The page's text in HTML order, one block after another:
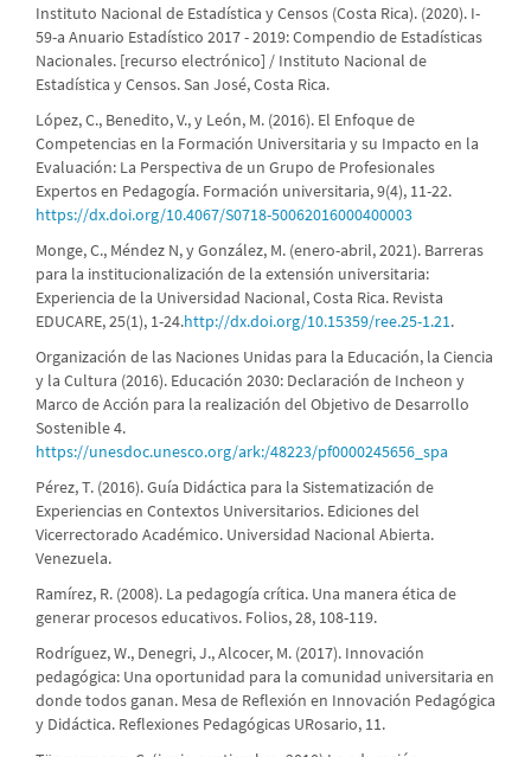
Instituto Nacional de Estadística y Censos (Costa Rica). (2020). I-
59-a Anuario Estadístico 2017 - 2019: Compendio de Estadísticas
Nacionales. [recurso electrónico] / Instituto Nacional de
Estadística y Censos. San José, Costa Rica.
López, C., Benedito, V., y León, M. (2016). El Enfoque de
Competencias en la Formación Universitaria y su Impacto en la
Evaluación: La Perspectiva de un Grupo de Profesionales
Expertos en Pedagogía. Formación universitaria, 9(4), 11-22.
https://dx.doi.org/10.4067/S0718-50062016000400003
Monge, C., Méndez N, y González, M. (enero-abril, 2021). Barreras
para la institucionalización de la extensión universitaria:
Experiencia de la Universidad Nacional, Costa Rica. Revista
EDUCARE, 25(1), 1-24.http://dx.doi.org/10.15359/ree.25-1.21.
Organización de las Naciones Unidas para la Educación, la Ciencia
y la Cultura (2016). Educación 2030: Declaración de Incheon y
Marco de Acción para la realización del Objetivo de Desarrollo
Sostenible 4.
https://unesdoc.unesco.org/ark:/48223/pf0000245656_spa
Pérez, T. (2016). Guía Didáctica para la Sistematización de
Experiencias en Contextos Universitarios. Ediciones del
Vicerrectorado Académico. Universidad Nacional Abierta.
Venezuela.
Ramírez, R. (2008). La pedagogía crítica. Una manera ética de
generar procesos educativos. Folios, 28, 108-119.
Rodríguez, W., Denegri, J., Alcocer, M. (2017). Innovación
pedagógica: Una oportunidad para la comunidad universitaria en
donde todos ganan. Mesa de Reflexión en Innovación Pedagógica
y Didáctica. Reflexiones Pedagógicas URosario, 11.